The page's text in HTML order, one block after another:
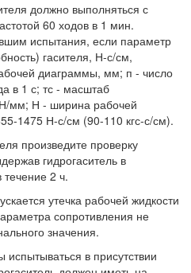
должно выполняться с
60 ходов в 1 мин.
испытания, если параметр
гасителя, Н-с/см,
диаграммы, мм; п - число
в 1 с; тс - масштаб
мм; Н - ширина рабочей
1475 Н-с/см (90-110 кгс-с/см).
произведите проверку
гидрогаситель в
2 ч.
утечка рабочей жидкости
сопротивления не
значения.
в присутствии